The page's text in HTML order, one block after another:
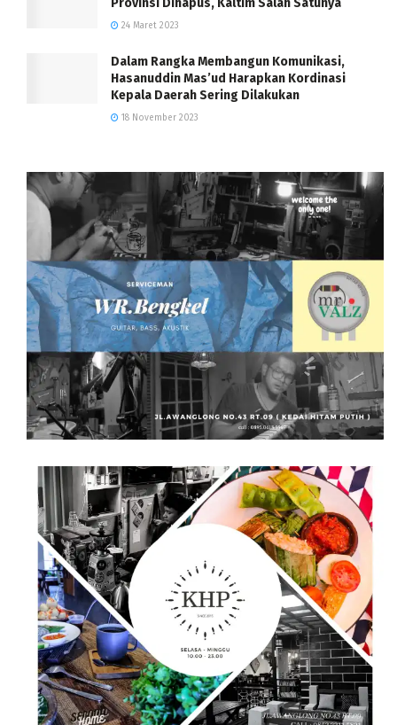
24 Maret 2023
Dalam Rangka Membangun Komunikasi,
Hasanuddin Mas’ud Harapkan Kordinasi
Kepala Daerah Sering Dilakukan
18 November 2023